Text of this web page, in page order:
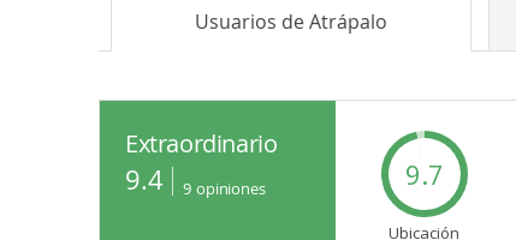
Usuarios deAtrápalo
Extraordinario
9.4 9 opiniones 9.7
Ubicación